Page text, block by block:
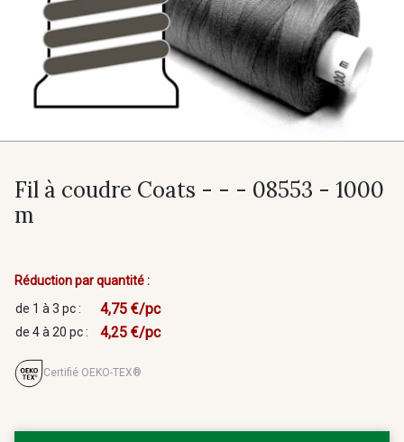
Fil à coudre Coats - - - 08553 - 1000
m
Réduction par quantité :
de 1 à 3 pc :
4,75 €/pc
de 4 à 20 pc : 4,25 €/pc
Certifié OEKO-TEX®